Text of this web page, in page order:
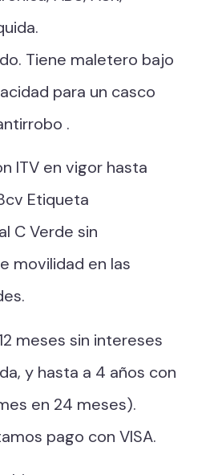
Tiene maletero bajo
para un casco
.
ITV en vigor hasta
Etiqueta
C Verde sin
movilidad en las
meses sin intereses
y hasta a 4 años con
en 24 meses).
pago con VISA.